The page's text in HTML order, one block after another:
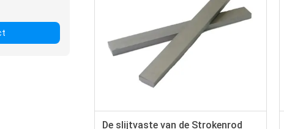
De slijtvaste van de Strokenrod